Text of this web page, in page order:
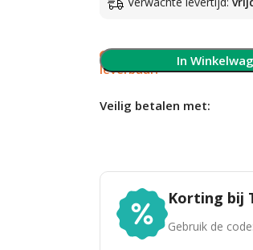
Slechts 1 op
leverbaar!
In
Veilig betalen met:
Korting bij
Gebruik de code: